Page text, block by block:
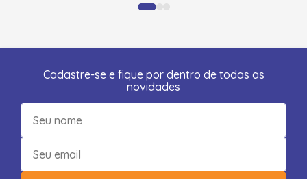
Cadastre-se e fique por dentro de todas as
novidades